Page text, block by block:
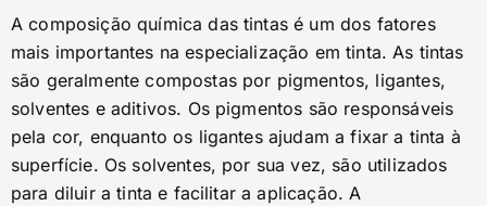
A composição química das tintas é um dos fatores
mais importantes na especialização em tinta. As tintas
são geralmente compostas por pigmentos, ligantes,
solventes e aditivos. Os pigmentos são responsáveis
pela cor, enquanto os ligantes ajudam a fixar a tinta à
superfície. Os solventes, por sua vez, são utilizados
para diluir a tinta e facilitar a aplicação. A